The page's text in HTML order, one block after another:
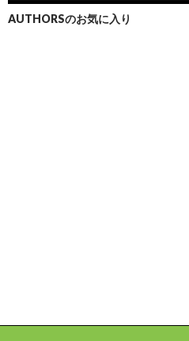
AUTHORSのお気に入り